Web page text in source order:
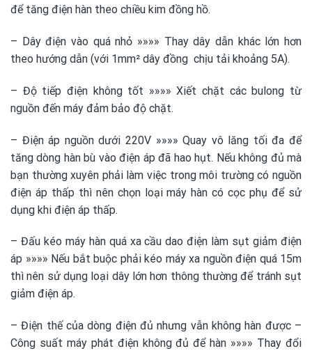
để tăng điện hàn theo chiều kim đồng hồ.
– Dây điện vào quá nhỏ »»»» Thay dây dẫn khác lớn hơn
theo hướng dẫn (với 1mm² dây đồng chịu tải khoảng 5A).
– Độ tiếp điện không tốt »»»» Xiết chặt các bulong từ
nguồn đến máy đảm bảo độ chặt.
– Điện áp nguồn dưới 220V »»»» Quay vô lăng tối đa để
tăng dòng hàn bù vào điện áp đã hao hụt. Nếu không đủ mà
bạn thường xuyên phải làm việc trong môi trường có nguồn
điện áp thấp thì nên chọn loại máy hàn có cọc phụ để sử
dụng khi điện áp thấp.
– Đấu kéo máy hàn quá xa cầu dao điện làm sụt giảm điện
áp »»»» Nếu bắt buộc phải kéo máy xa nguồn điện quá 15m
thì nên sử dụng loại dây lớn hơn thông thường để tránh sụt
giảm điện áp.
– Điện thế của dòng điện đủ nhưng vẫn không hàn được –
Công suất máy phát điện không đủ để hàn »»»» Thay đổi